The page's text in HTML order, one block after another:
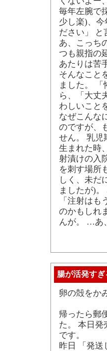
毎年左腕で
少し楽)、
ださい」 と
あ、こっち
つも親指の
あたりは苦
そんなこと
ました。
ら、「大丈
わしいこと
なぜこんな
のですが、
せん。 乳児
生まれた時
射漬けの入
を刺す場所
しく、未だ
ましたが)
「注射は
のかもしれ
んが。 …あ
腸が活発すぎ
卵の殻をか
帰ったら郵
た。 本日発
です。
昨日 「発送